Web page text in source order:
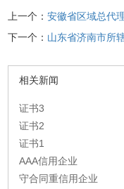
上一个：安徽省区域总代
下一个： 山东省济南市所
相关新闻
证书3
证书2
证书1
AAA信用企业
守合同重信用企业